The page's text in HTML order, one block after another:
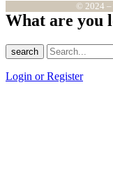
© 2024 –
What are you
search
Login or Register